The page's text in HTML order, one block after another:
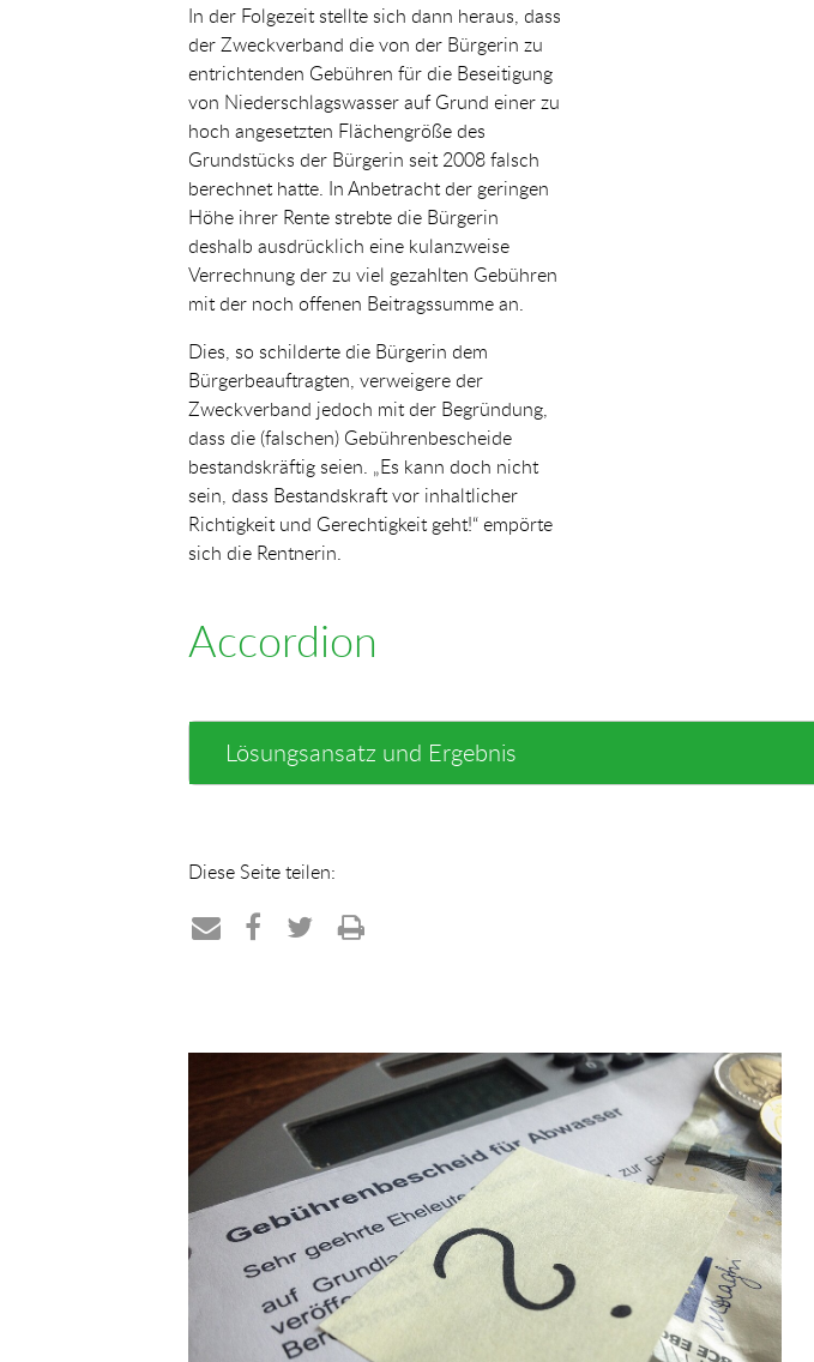
In der Folgezeit stellte sich dann heraus, dass
der Zweckverband die von der Bürgerin zu
entrichtenden Gebühren für die Beseitigung
von Niederschlagswasser auf Grund einer zu
hoch angesetzten Flächengröße des
Grundstücks der Bürgerin seit 2008 falsch
berechnet hatte. In Anbetracht der geringen
Höhe ihrer Rente strebte die Bürgerin
deshalb ausdrücklich eine kulanzweise
Verrechnung der zu viel gezahlten Gebühren
mit der noch offenen Beitragssumme an.
Dies, so schilderte die Bürgerin dem
Bürgerbeauftragten, verweigere der
Zweckverband jedoch mit der Begründung,
dass die (falschen) Gebührenbescheide
bestandskräftig seien. „Es kann doch nicht
sein, dass Bestandskraft vor inhaltlicher
Richtigkeit und Gerechtigkeit geht!“ empörte
sich die Rentnerin.
Accordion
Lösungsansatz und Ergebnis
Diese Seite teilen:
E-
Mail
Facebook
Twitter